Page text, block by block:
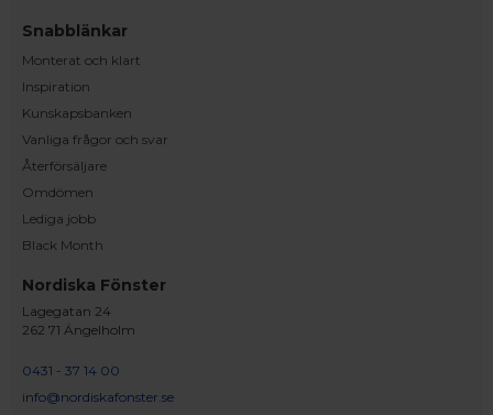
Snabblänkar
Monterat och klart
Inspiration
Kunskapsbanken
Vanliga frågor och svar
Återförsäljare
Omdömen
Lediga jobb
Black Month
Nordiska Fönster
Lagegatan 24
262 71 Ängelholm
0431 - 37 14 00
info@nordiskafonster.se